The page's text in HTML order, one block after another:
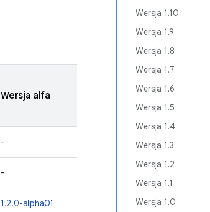
Wersja 1.10
Wersja 1.9
Wersja 1.8
Wersja 1.7
Wersja 1.6
Wersja 1.5
Wersja 1.4
Wersja 1.3
Wersja 1.2
Wersja 1.1
Wersja 1.0
Wersja alfa
-
-
1.2.0-alpha01